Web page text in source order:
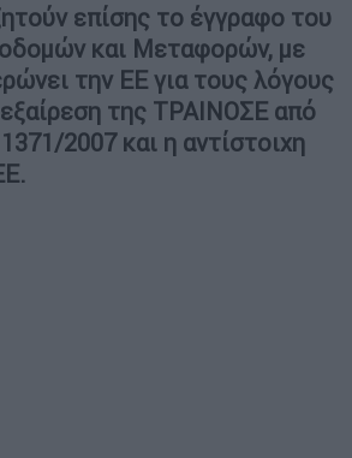
επίσης το έγγραφο του
και Μεταφορών, με
την ΕΕ για τους λόγους
εξαίρεση της ΤΡΑΙΝΟΣΕ από
2007 και η αντίστοιχη